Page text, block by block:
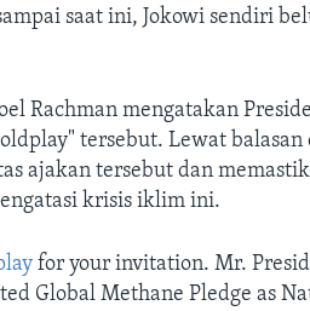
saat ini, Jokowi sendiri
Rachman mengatakan
tersebut. Lewat
ajakan tersebut dan
krisis iklim ini.
for your invitation. Mr.
Global Methane Pledge as